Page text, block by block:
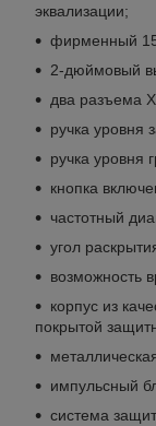
эквализации;
фирменный
2-дюймовый
два разъема
ручка уровня
ручка уровня
кнопка
частотный
угол
возможность
корпус из
покрытой
импульсный
система